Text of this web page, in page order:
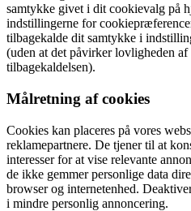
samtykke givet i dit cookievalg på
indstillingerne for
tilbagekalde dit samtykke i
(uden at det påvirker lovligheden
tilbagekaldelsen).
Målretning af cookies
Cookies kan placeres på vores
reklamepartnere. De tjener til at
interesser for at vise relevante
de ikke gemmer personlige data
browser og internetenhed.
i mindre personlig annoncering.